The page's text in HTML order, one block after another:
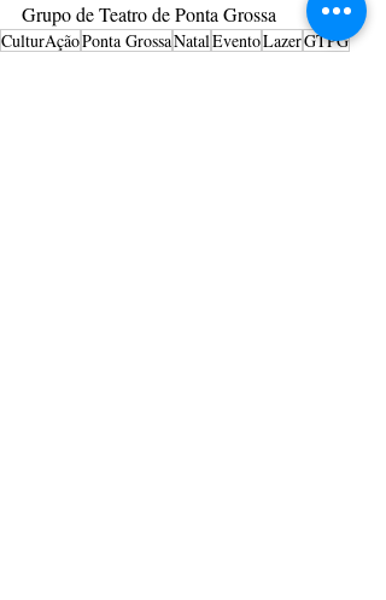
Grupo de Teatro de Ponta Grossa
CulturAçãoPonta GrossaNatalEventoLazerGTPG